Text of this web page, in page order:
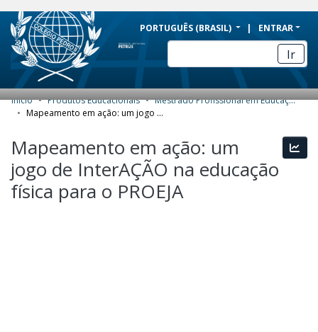
BRAZIL
Simplifique!
Comunica BR
Participe
Acesso à informação
Canais
PORTUGUÊS (BRASIL) ENTRAR
Ir
COMUNIDADES E COLEÇÕES
NAVEGAR
ESTATÍSTICAS
SOBRE
Início Produtos Educacionais
Mestrado Profissional em Educação Profissional e Tecnológica (ProfEPT) - Produtos Educacionais
Mapeamento em ação: um jogo de InterAÇÃO na educação física para o PROEJA
Mapeamento em ação: um
jogo de InterAÇÃO na educação
física para o PROEJA